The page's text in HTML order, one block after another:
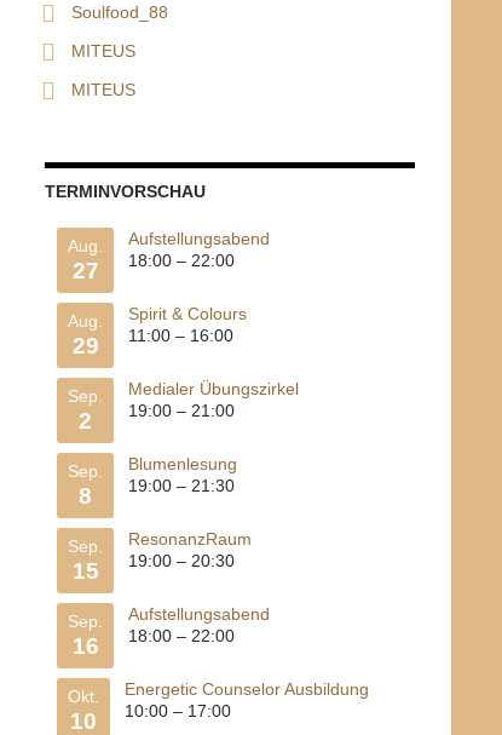
Soulfood_88
MITEUS
MITEUS
TERMINVORSCHAU
Aug.
27
Aufstellungsabend
18:00 – 22:00
Aug.
29
Spirit & Colours
11:00 – 16:00
Sep.
2
Medialer Übungszirkel
19:00 – 21:00
Sep.
8
Blumenlesung
19:00 – 21:30
Sep.
15
ResonanzRaum
19:00 – 20:30
Sep.
16
Aufstellungsabend
18:00 – 22:00
Okt.
10
Energetic Counselor Ausbildung
10:00 – 17:00